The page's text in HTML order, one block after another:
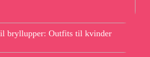
bryllupper: Outfits til kvinder